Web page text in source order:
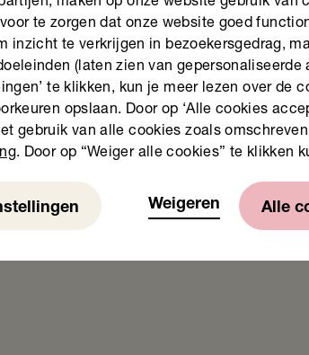
is een samenwerking tussen Stichting
Bibliotheek, Vereniging van Openbare
Stichting Het Begint met Taal,
over de
te zorgen dat onze website goed
inzicht te verkrijgen in bezoekersgedrag,
(laten zien van gepersonaliseerde
te klikken, kun je meer lezen over de
opslaan. Door op ‘Alle cookies
gebruik van alle cookies zoals
. Door op “Weiger alle cookies” te klikken
Weigeren Alle